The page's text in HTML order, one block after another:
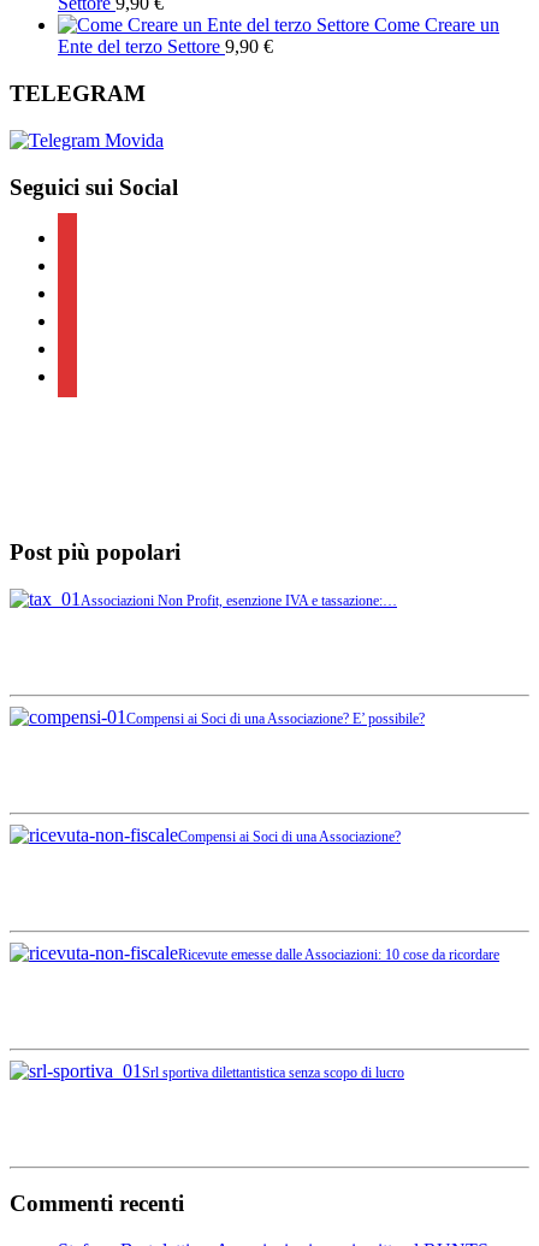
Come Creare un
Ente del terzo Settore 9,90 €
TELEGRAM
Seguici sui Social
Post più popolari
Associazioni Non Profit, esenzione IVA e tassazione:…
Compensi ai Soci di una Associazione? E’ possibile?
Compensi ai Soci di una Associazione?
Ricevute emesse dalle Associazioni: 10 cose da ricordare
Srl sportiva dilettantistica senza scopo di lucro
Commenti recenti